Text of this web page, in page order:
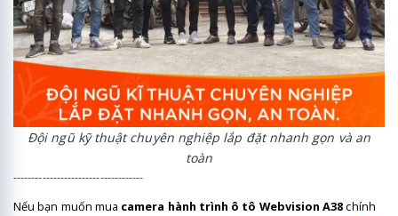
Đội ngũ kỹ thuật chuyên nghiệp lắp đặt nhanh gọn và an
toàn
------------------------------------
Nếu bạn muốn mua camera hành trình ô tô Webvision A38chính